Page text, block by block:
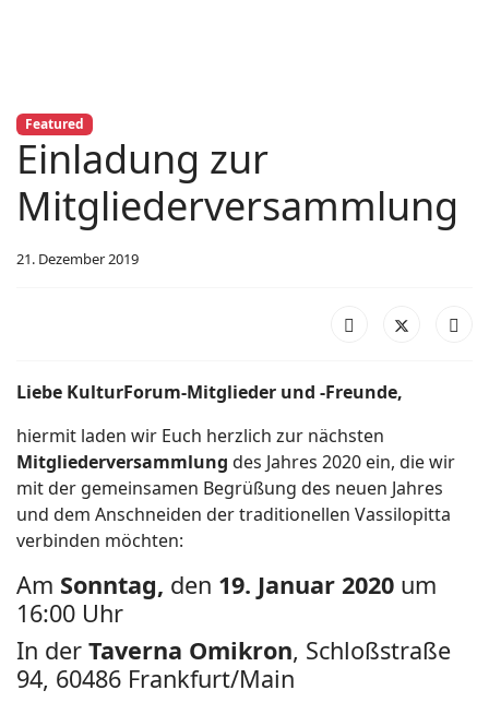
Featured
Einladung zur
Mitgliederversammlung
21. Dezember 2019
Liebe KulturForum-Mitglieder und -Freunde,
hiermit laden wir Euch herzlich zur nächsten
Mitgliederversammlung des Jahres 2020 ein, die wir
mit der gemeinsamen Begrüßung des neuen Jahres
und dem Anschneiden der traditionellen Vassilopitta
verbinden möchten:
Am Sonntag, den 19. Januar 2020 um
16:00 Uhr
In der Taverna Omikron, Schloßstraße
94, 60486 Frankfurt/Main